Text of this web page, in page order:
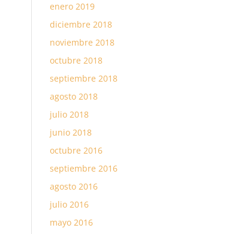
enero 2019
diciembre 2018
noviembre 2018
octubre 2018
septiembre 2018
agosto 2018
julio 2018
junio 2018
octubre 2016
septiembre 2016
agosto 2016
julio 2016
mayo 2016